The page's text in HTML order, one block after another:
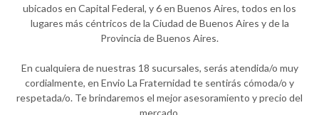
ubicados en Capital Federal, y 6 en Buenos Aires, todos en los
lugares más céntricos de la Ciudad de Buenos Aires y de la
Provincia de Buenos Aires.
En cualquiera de nuestras 18 sucursales, serás atendida/o muy
cordialmente, en Envio La Fraternidad te sentirás cómoda/o y
respetada/o. Te brindaremos el mejor asesoramiento y precio del
mercado.